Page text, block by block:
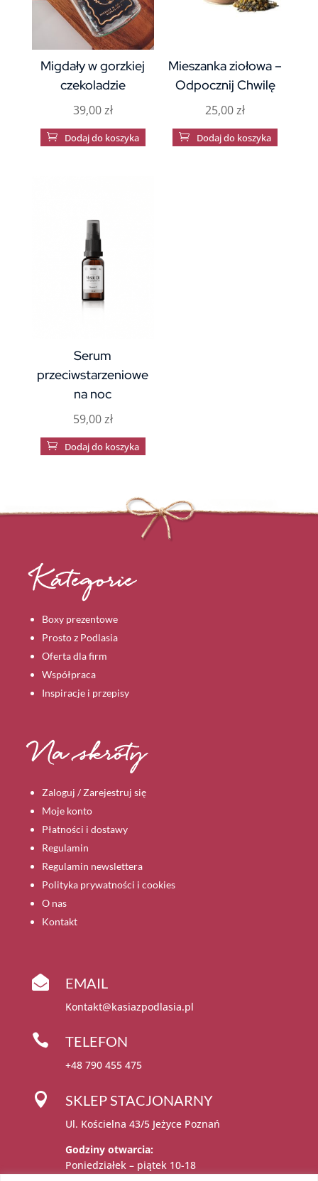
Migdały w gorzkiej
czekoladzie
39,00zł
 Dodaj do koszyka
Mieszanka ziołowa –
Odpocznij Chwilę
25,00zł
 Dodaj do koszyka
Serum
przeciwstarzeniowe
na noc
59,00zł
 Dodaj do koszyka
Kategorie
Boxy prezentowe
Prosto z Podlasia
Oferta dla firm
Współpraca
Inspiracje i przepisy
Na skróty
Zaloguj / Zarejestruj się
Moje konto
Płatności i dostawy
Regulamin
Regulamin newslettera
Polityka prywatności i cookies
O nas
Kontakt
 EMAIL
Kontakt@kasiazpodlasia.pl
 TELEFON
+48 790 455 475
 SKLEP STACJONARNY
Ul. Kościelna 43/5 Jeżyce Poznań
Godziny otwarcia:
Poniedziałek – piątek 10-18